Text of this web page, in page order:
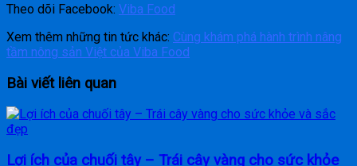
Theo dõi Facebook: Viba Food
Xem thêm những tin tức khác: Cùng khám phá hành trình nâng
tầm nông sản Việt của Viba Food
Bài viết liên quan
Lợi ích của chuối tây – Trái cây vàng cho sức khỏe